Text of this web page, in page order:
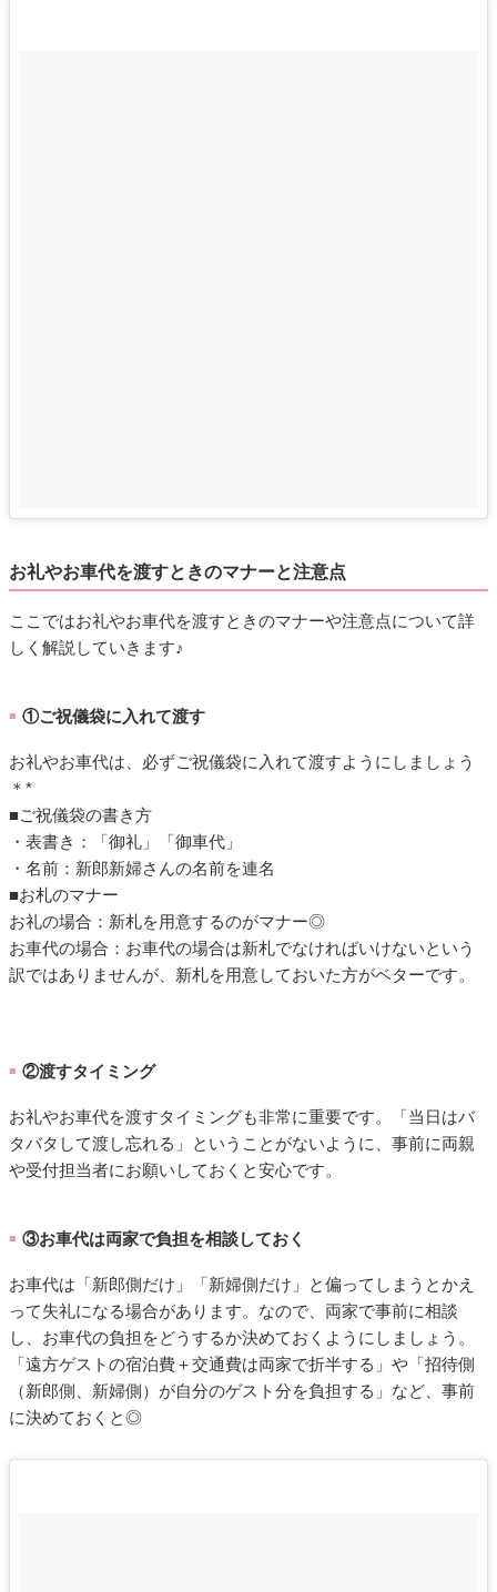
お礼やお車代を渡すときのマナーと注意点
ここではお礼やお車代を渡すときのマナーや注意点について詳
しく解説していきます♪
■ ①ご祝儀袋に入れて渡す
お礼やお車代は、必ずご祝儀袋に入れて渡すようにしましょう
＊*
■ご祝儀袋の書き方
・表書き：「御礼」「御車代」
・名前：新郎新婦さんの名前を連名
■お札のマナー
お礼の場合：新札を用意するのがマナー◎
お車代の場合：お車代の場合は新札でなければいけないという
訳ではありませんが、新札を用意しておいた方がベターです。
■ ②渡すタイミング
お礼やお車代を渡すタイミングも非常に重要です。「当日はバ
タバタして渡し忘れる」ということがないように、事前に両親
や受付担当者にお願いしておくと安心です。
■ ③お車代は両家で負担を相談しておく
お車代は「新郎側だけ」「新婦側だけ」と偏ってしまうとかえ
って失礼になる場合があります。なので、両家で事前に相談
し、お車代の負担をどうするか決めておくようにしましょう。
「遠方ゲストの宿泊費＋交通費は両家で折半する」や「招待側
（新郎側、新婦側）が自分のゲスト分を負担する」など、事前
に決めておくと◎